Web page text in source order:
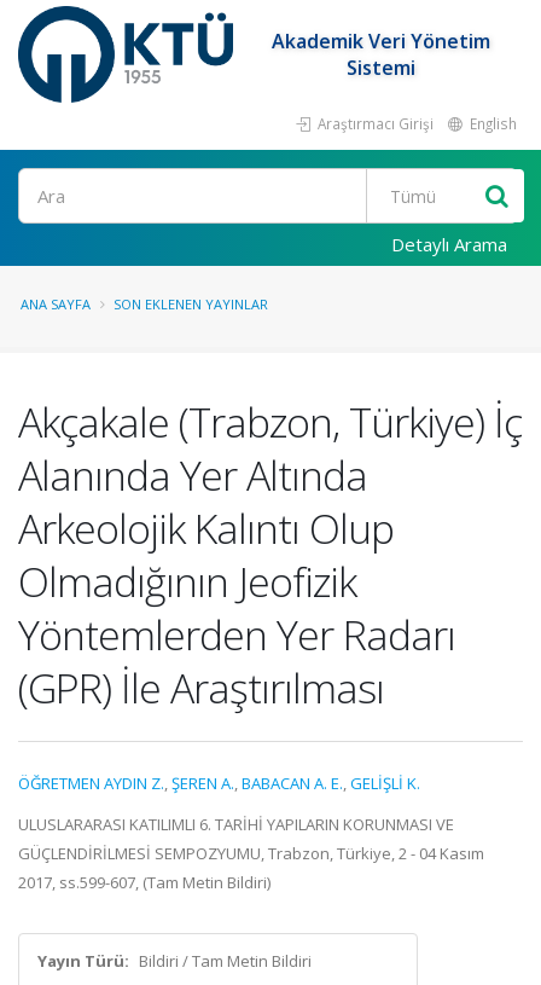
Akademik Veri Yönetim
Sistemi
Araştırmacı Girişi English
Ara
Detaylı Arama
ANA SAYFA SON EKLENEN YAYINLAR
Akçakale (Trabzon, Türkiye) İç
Alanında Yer Altında
Arkeolojik Kalıntı Olup
Olmadığının Jeofizik
Yöntemlerden Yer Radarı
(GPR) İle Araştırılması
ÖĞRETMEN AYDIN Z.,ŞEREN A.,BABACAN A. E.,GELİŞLİ K.
ULUSLARARASI KATILIMLI 6. TARİHİ YAPILARIN KORUNMASI VE
GÜÇLENDİRİLMESİ SEMPOZYUMU, Trabzon, Türkiye, 2 - 04 Kasım
2017, ss.599-607, (Tam Metin Bildiri)
Yayın Türü: Bildiri / Tam Metin Bildiri